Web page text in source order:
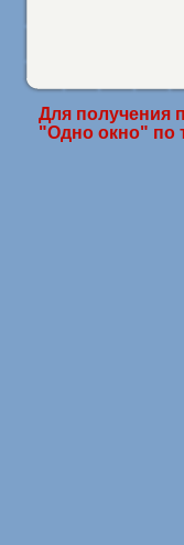
Для получения
"Одно окно" по